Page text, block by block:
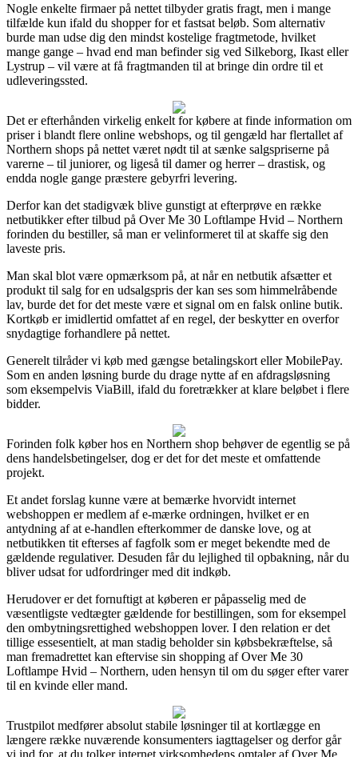
Nogle enkelte firmaer på nettet tilbyder gratis fragt, men i mange
tilfælde kun ifald du shopper for et fastsat beløb. Som alternativ
burde man udse dig den mindst kostelige fragtmetode, hvilket
mange gange – hvad end man befinder sig ved Silkeborg, Ikast eller
Lystrup – vil være at få fragtmanden til at bringe din ordre til et
udleveringssted.
Det er efterhånden virkelig enkelt for købere at finde information om
priser i blandt flere online webshops, og til gengæld har flertallet af
Northern shops på nettet været nødt til at sænke salgspriserne på
varerne – til juniorer, og ligeså til damer og herrer – drastisk, og
endda nogle gange præstere gebyrfri levering.
Derfor kan det stadigvæk blive gunstigt at efterprøve en række
netbutikker efter tilbud på Over Me 30 Loftlampe Hvid – Northern
forinden du bestiller, så man er velinformeret til at skaffe sig den
laveste pris.
Man skal blot være opmærksom på, at når en netbutik afsætter et
produkt til salg for en udsalgspris der kan ses som himmelråbende
lav, burde det for det meste være et signal om en falsk online butik.
Kortkøb er imidlertid omfattet af en regel, der beskytter en overfor
snydagtige forhandlere på nettet.
Generelt tilråder vi køb med gængse betalingskort eller MobilePay.
Som en anden løsning burde du drage nytte af en afdragsløsning
som eksempelvis ViaBill, ifald du foretrækker at klare beløbet i flere
bidder.
Forinden folk køber hos en Northern shop behøver de egentlig se på
dens handelsbetingelser, dog er det for det meste et omfattende
projekt.
Et andet forslag kunne være at bemærke hvorvidt internet
webshoppen er medlem af e-mærke ordningen, hvilket er en
antydning af at e-handlen efterkommer de danske love, og at
netbutikken tit efterses af fagfolk som er meget bekendte med de
gældende regulativer. Desuden får du lejlighed til opbakning, når du
bliver udsat for udfordringer med dit indkøb.
Herudover er det fornuftigt at køberen er påpasselig med de
væsentligste vedtægter gældende for bestillingen, som for eksempel
den ombytningsrettighed webshoppen lover. I den relation er det
tillige essesentielt, at man stadig beholder sin købsbekræftelse, så
man fremadrettet kan eftervise sin shopping af Over Me 30
Loftlampe Hvid – Northern, uden hensyn til om du søger efter varer
til en kvinde eller mand.
Trustpilot medfører absolut stabile løsninger til at kortlægge en
længere række nuværende konsumenters iagttagelser og derfor går
vi ind for, at du tolker internet virksomhedens omtaler af Over Me